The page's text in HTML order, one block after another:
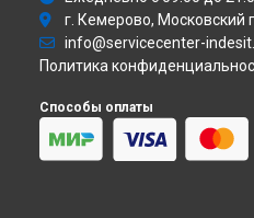
Ремонт духового шкафа FIMB
Новокузнецке
Ремонт духового шкафа FIMB
Ремонт духового шкафа FIMB
Набережных Челнах
Ремонт духового шкафа FIMB
г. Кемерово, Московский
info@servicecenter-
Политика
Способы оплаты